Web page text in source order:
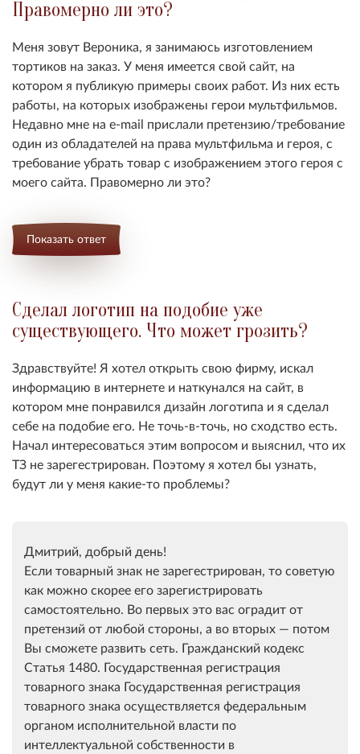
Правомерно ли это?
Меня зовут Вероника, я занимаюсь изготовлением
тортиков на заказ. У меня имеется свой сайт, на
котором я публикую примеры своих работ. Из них есть
работы, на которых изображены герои мультфильмов.
Недавно мне на e-mail прислали претензию/требование
один из обладателей на права мультфильма и героя, с
требование убрать товар с изображением этого героя с
моего сайта. Правомерно ли это?
Показать ответ
Сделал логотип на подобие уже
существующего. Что может грозить?
Здравствуйте! Я хотел открыть свою фирму, искал
информацию в интернете и наткунался на сайт, в
котором мне понравился дизайн логотипа и я сделал
себе на подобие его. Не точь-в-точь, но сходство есть.
Начал интересоваться этим вопросом и выяснил, что их
ТЗ не зарегестрирован. Поэтому я хотел бы узнать,
будут ли у меня какие-то проблемы?
Дмитрий, добрый день!
Если товарный знак не зарегестрирован, то советую
как можно скорее его зарегистрировать
самостоятельно. Во первых это вас оградит от
претензий от любой стороны, а во вторых — потом
Вы сможете развить сеть. Гражданский кодекс
Статья 1480. Государственная регистрация
товарного знака Государственная регистрация
товарного знака осуществляется федеральным
органом исполнительной власти по
интеллектуальной собственности в